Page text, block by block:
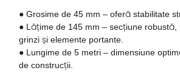
● Grosime de 45 mm – oferă stabilitate
● Lățime de 145 mm – secțiune robustă,
grinzi și elemente portante.
● Lungime de 5 metri – dimensiune
de construcții.